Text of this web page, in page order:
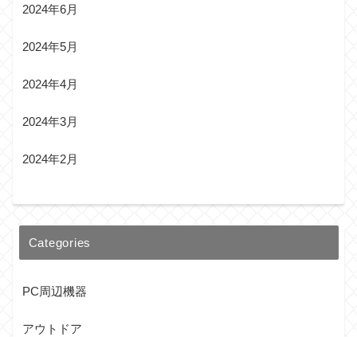
2024年6月
2024年5月
2024年4月
2024年3月
2024年2月
Categories
PC周辺機器
アウトドア